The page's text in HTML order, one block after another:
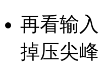
再看输入
掉压尖峰